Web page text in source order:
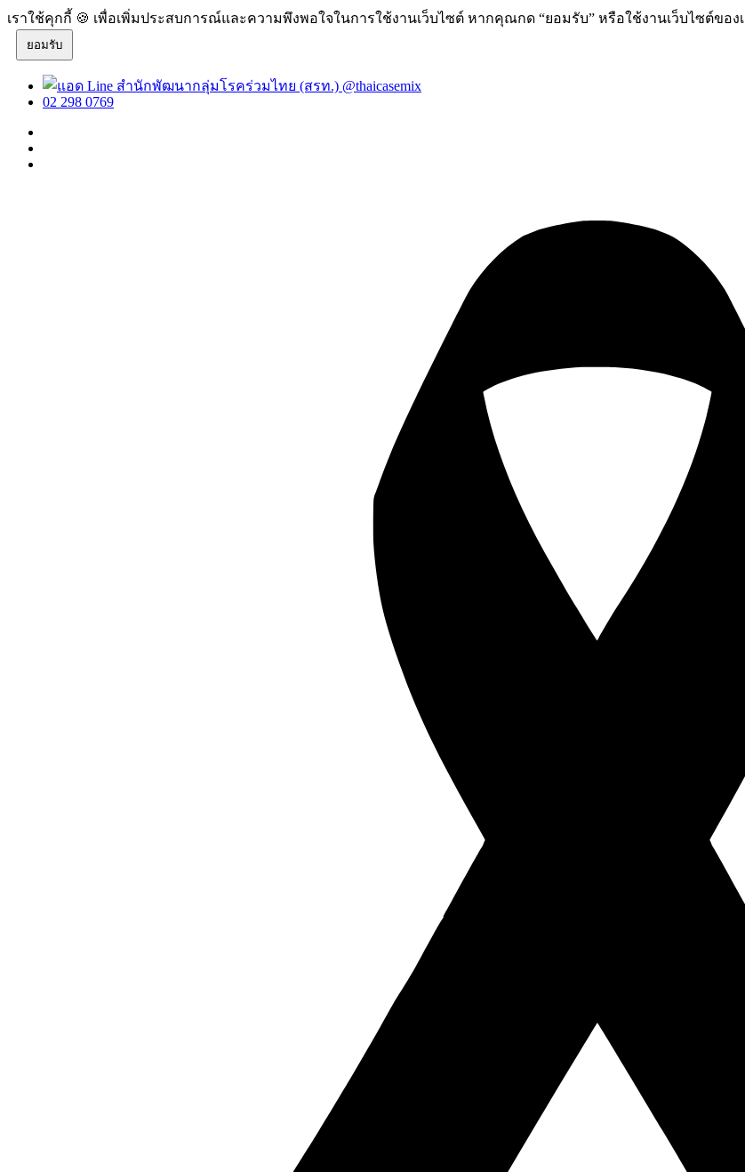
เราใช้คุกกี้ 🍪 เพื่อเพิ่มประสบการณ์และความพึงพอใจในการใช้งานเว็บไซต์ หากคุณกด “ยอมรับ” หรือใช้งานเว็บไซต์ข
ยอมรับ
@thaicasemix
02 298 0769